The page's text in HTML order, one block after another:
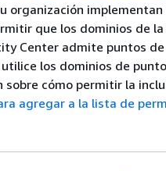
organización
que los dominios de
Center admite puntos
los dominios de
sobre cómo permitir la
agregar a la lista de